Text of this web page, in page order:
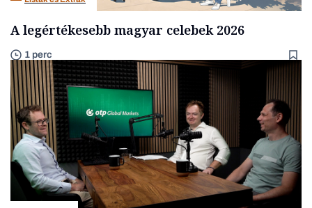
A legértékesebb magyar celebek 2026
1 perc